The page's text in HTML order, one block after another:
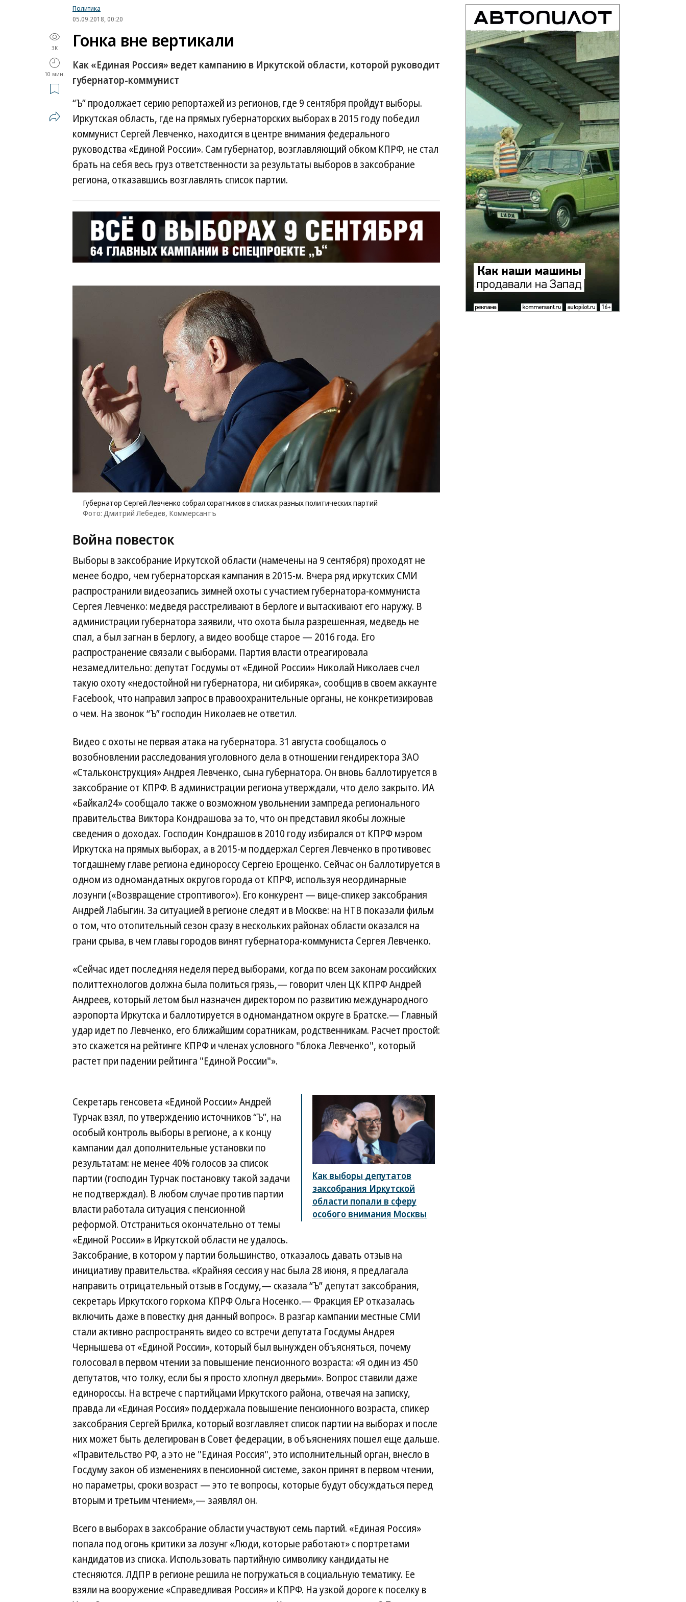
Политика
05.09.2018, 00:20
3K
10 мин.
Гонка вне вертикали
Как «Единая Россия» ведет кампанию в Иркутской области, которой руководит
губернатор-коммунист
“Ъ” продолжает серию репортажей из регионов, где 9 сентября пройдут выборы.
Иркутская область, где на прямых губернаторских выборах в 2015 году победил
коммунист Сергей Левченко, находится в центре внимания федерального
руководства «Единой России». Сам губернатор, возглавляющий обком КПРФ, не стал
брать на себя весь груз ответственности за результаты выборов в заксобрание
региона, отказавшись возглавлять список партии.
Губернатор Сергей Левченко собрал соратников в списках разных политических партий
Фото: Дмитрий Лебедев, Коммерсантъ
Война повесток
Выборы в заксобрание Иркутской области (намечены на 9 сентября) проходят не
менее бодро, чем губернаторская кампания в 2015-м. Вчера ряд иркутских СМИ
распространили видеозапись зимней охоты с участием губернатора-коммуниста
Сергея Левченко: медведя расстреливают в берлоге и вытаскивают его наружу. В
администрации губернатора заявили, что охота была разрешенная, медведь не
спал, а был загнан в берлогу, а видео вообще старое — 2016 года. Его
распространение связали с выборами. Партия власти отреагировала
незамедлительно: депутат Госдумы от «Единой России» Николай Николаев счел
такую охоту «недостойной ни губернатора, ни сибиряка», сообщив в своем аккаунте
Facebook, что направил запрос в правоохранительные органы, не конкретизировав
о чем. На звонок “Ъ” господин Николаев не ответил.
Видео с охоты не первая атака на губернатора. 31 августа сообщалось о
возобновлении расследования уголовного дела в отношении гендиректора ЗАО
«Стальконструкция» Андрея Левченко, сына губернатора. Он вновь баллотируется в
заксобрание от КПРФ. В администрации региона утверждали, что дело закрыто. ИА
«Байкал24» сообщало также о возможном увольнении зампреда регионального
правительства Виктора Кондрашова за то, что он представил якобы ложные
сведения о доходах. Господин Кондрашов в 2010 году избирался от КПРФ мэром
Иркутска на прямых выборах, а в 2015-м поддержал Сергея Левченко в противовес
тогдашнему главе региона единороссу Сергею Ерощенко. Сейчас он баллотируется в
одном из одномандатных округов города от КПРФ, используя неординарные
лозунги («Возвращение строптивого»). Его конкурент — вице-спикер заксобрания
Андрей Лабыгин. За ситуацией в регионе следят и в Москве: на НТВ показали фильм
о том, что отопительный сезон сразу в нескольких районах области оказался на
грани срыва, в чем главы городов винят губернатора-коммуниста Сергея Левченко.
«Сейчас идет последняя неделя перед выборами, когда по всем законам российских
политтехнологов должна была политься грязь,— говорит член ЦК КПРФ Андрей
Андреев, который летом был назначен директором по развитию международного
аэропорта Иркутска и баллотируется в одномандатном округе в Братске.— Главный
удар идет по Левченко, его ближайшим соратникам, родственникам. Расчет простой:
это скажется на рейтинге КПРФ и членах условного "блока Левченко", который
растет при падении рейтинга "Единой России"».
Как выборы депутатов
заксобрания Иркутской
области попали в сферу
особого внимания Москвы
Секретарь генсовета «Единой России» Андрей
Турчак взял, по утверждению источников “Ъ”, на
особый контроль выборы в регионе, а к концу
кампании дал дополнительные установки по
результатам: не менее 40% голосов за список
партии (господин Турчак постановку такой задачи
не подтверждал). В любом случае против партии
власти работала ситуация с пенсионной
реформой. Отстраниться окончательно от темы
«Единой России» в Иркутской области не удалось.
Заксобрание, в котором у партии большинство, отказалось давать отзыв на
инициативу правительства. «Крайняя сессия у нас была 28 июня, я предлагала
направить отрицательный отзыв в Госдуму,— сказала “Ъ” депутат заксобрания,
секретарь Иркутского горкома КПРФ Ольга Носенко.— Фракция ЕР отказалась
включить даже в повестку дня данный вопрос». В разгар кампании местные СМИ
стали активно распространять видео со встречи депутата Госдумы Андрея
Чернышева от «Единой России», который был вынужден объясняться, почему
голосовал в первом чтении за повышение пенсионного возраста: «Я один из 450
депутатов, что толку, если бы я просто хлопнул дверьми». Вопрос ставили даже
единороссы. На встрече с партийцами Иркутского района, отвечая на записку,
правда ли «Единая Россия» поддержала повышение пенсионного возраста, спикер
заксобрания Сергей Брилка, который возглавляет список партии на выборах и после
них может быть делегирован в Совет федерации, в объяснениях пошел еще дальше.
«Правительство РФ, а это не "Единая Россия", это исполнительный орган, внесло в
Госдуму закон об изменениях в пенсионной системе, закон принят в первом чтении,
но параметры, сроки возраст — это те вопросы, которые будут обсуждаться перед
вторым и третьим чтением»,— заявлял он.
Всего в выборах в заксобрание области участвуют семь партий. «Единая Россия»
попала под огонь критики за лозунг «Люди, которые работают» с портретами
кандидатов из списка. Использовать партийную символику кандидаты не
стесняются. ЛДПР в регионе решила не погружаться в социальную тематику. Ее
взяли на вооружение «Справедливая Россия» и КПРФ. На узкой дороге к поселку в